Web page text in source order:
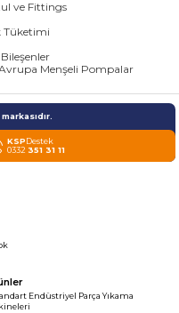
ve Fittings
Tüketimi
Menşeli Pompalar
KSPDestek
0332 351 31 11
Endüstriyel Parça Yıkama